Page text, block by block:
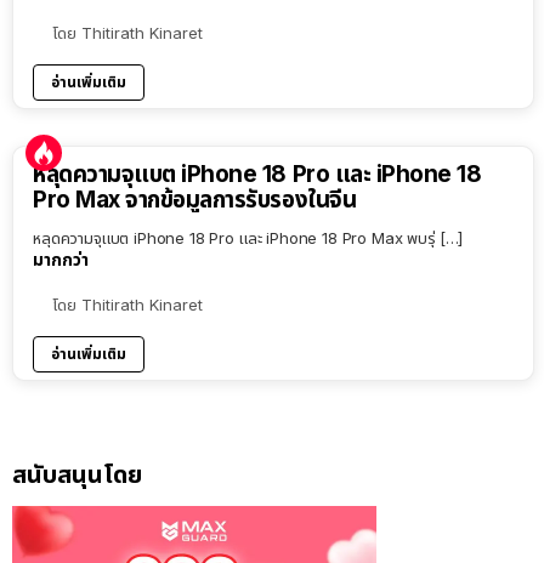
โดย Thitirath Kinaret
อ่านเพิ่มเติม
หลุดความจุแบต iPhone 18 Pro และ iPhone 18
Pro Max จากข้อมูลการรับรองในจีน
หลุดความจุแบต iPhone 18 Pro และ iPhone 18 Pro Max พบรุ่ […]
มากกว่า
โดย Thitirath Kinaret
อ่านเพิ่มเติม
สนับสนุนโดย